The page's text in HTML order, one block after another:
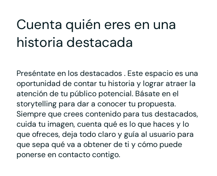
Cuenta quién eres en una
historia destacada
Preséntate en los destacados. Este espacio es una
oportunidad de contar tu historia y lograr atraer la
atención de tu público potencial. Básate en el
storytelling para dar a conocer tu propuesta.
Siempre que crees contenido para tus destacados,
cuida tu imagen, cuenta qué es lo que haces y lo
que ofreces, deja todo claro y guía al usuario para
que sepa qué va a obtener de ti y cómo puede
ponerse en contacto contigo.